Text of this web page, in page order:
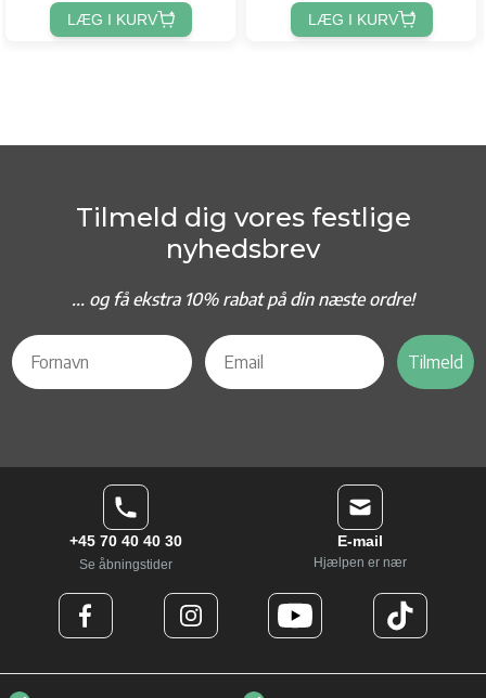
LÆG I KURV LÆG I KURV
Tilmeld dig vores festlige
nyhedsbrev
... og få ekstra 10% rabat på din næste ordre!
Tilmeld
+45 70 40 40 30
Se åbningstider
E-mail
Hjælpen er nær